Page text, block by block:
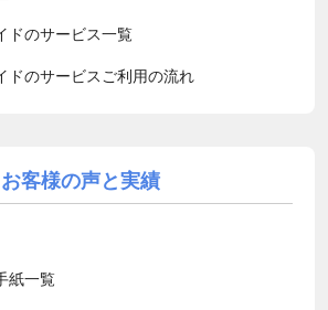
ドのサービス一覧
ドのサービスご利用の流れ
お客様の声と実績
紙一覧